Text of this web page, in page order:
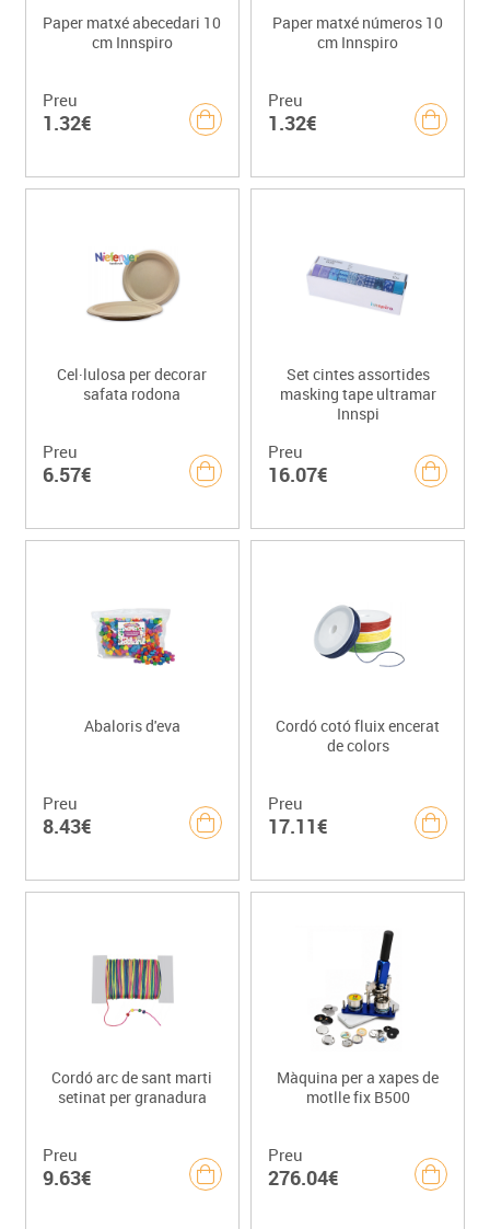
Paper matxé abecedari 10
cm Innspiro
Preu
1.32€
Paper matxé números 10
cm Innspiro
Preu
1.32€
Cel·lulosa per decorar
safata rodona
Preu
6.57€
Set cintes assortides
masking tape ultramar
Innspi
Preu
16.07€
Abaloris d'eva
Preu
8.43€
Cordó cotó fluix encerat
de colors
Preu
17.11€
Cordó arc de sant marti
setinat per granadura
Preu
9.63€
Màquina per a xapes de
motlle fix B500
Preu
276.04€